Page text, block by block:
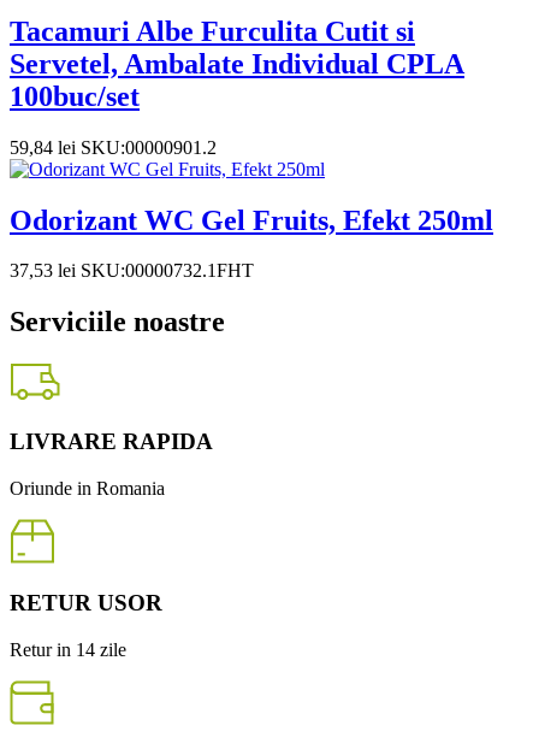
Tacamuri Albe Furculita Cutit si
Servetel, Ambalate Individual CPLA
100buc/set
59,84 lei SKU:00000901.2
Odorizant WC Gel Fruits, Efekt 250ml
37,53 lei SKU:00000732.1FHT
Serviciile noastre
LIVRARE RAPIDA
Oriunde in Romania
RETUR USOR
Retur in 14 zile